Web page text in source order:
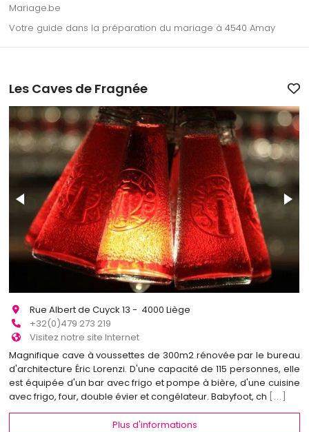
Mariage.be
Votre guide dans la préparation du mariage à 4540 Amay
Les Caves de Fragnée
Rue Albert de Cuyck 13 - 4000 Liège
+32(0)479 273 219
Visitez notre site Internet
Magnifique cave à voussettes de 300m2 rénovée par le bureau
d'architecture Éric Lorenzi. D'une capacité de 115 personnes, elle
est équipée d'un bar avec frigo et pompe à bière, d'une cuisine
avec frigo, four, double évier et congélateur. Babyfoot, ch
[...]
Plus d'informations